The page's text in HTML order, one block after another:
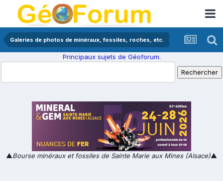
Galeries de photos de minéraux, fossiles, roches, etc.
Principaux sujets de Géoforum.
▲Bourse minéraux et fossiles de Sainte Marie aux Mines (Alsace)▲